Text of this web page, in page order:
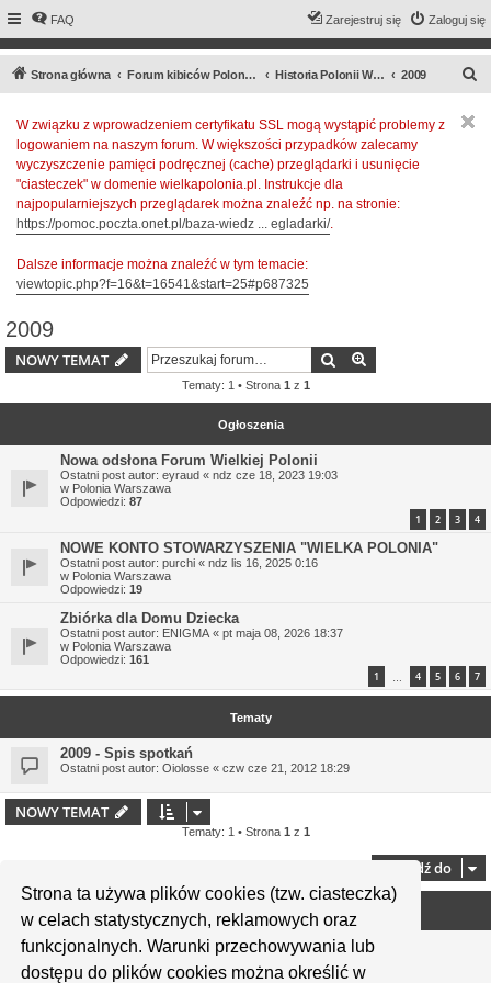
Strona ta używa plików cookies (tzw. ciasteczka)
w celach statystycznych, reklamowych oraz
funkcjonalnych. Warunki przechowywania lub
dostępu do plików cookies można określić w
FAQ Zaloguj się
Zarejestruj się
Strona główna Forum kibiców Polonii Warszawa Historia Polonii Warszawa 2009
W związku z wprowadzeniem certyfikatu SSL mogą wystąpić problemy z
logowaniem na naszym forum. W większości przypadków zalecamy
wyczyszczenie pamięci podręcznej (cache) przeglądarki i usunięcie
"ciasteczek" w domenie wielkapolonia.pl. Instrukcje dla
najpopularniejszych przeglądarek można znaleźć np. na stronie:
https://pomoc.poczta.onet.pl/baza-wiedz ... egladarki/.
Dalsze informacje można znaleźć w tym temacie:
viewtopic.php?f=16&t=16541&start=25#p687325
2009
NOWY TEMAT Szukaj
Tematy: 1 • Strona 1 z 1
Ogłoszenia
Nowa odsłona Forum Wielkiej Polonii
Ostatni post autor: eyraud « ndz cze 18, 2023 19:03
w Polonia Warszawa
Odpowiedzi: 87
1 2 3 4
NOWE KONTO STOWARZYSZENIA "WIELKA POLONIA"
Ostatni post autor: purchi « ndz lis 16, 2025 0:16
w Polonia Warszawa
Odpowiedzi: 19
Zbiórka dla Domu Dziecka
Ostatni post autor: ENIGMA « pt maja 08, 2026 18:37
w Polonia Warszawa
Odpowiedzi: 161
1 4 5 6 7
Tematy
2009 - Spis spotkań
Ostatni post autor: Oiolosse « czw cze 21, 2012 18:29
NOWY TEMAT
Tematy: 1 • Strona 1 z 1
Przejdź do
Twoje uprawnienia na tym forum
Nie możesztworzyć nowych tematów
Nie możesz
odpowiadać w tematach
Nie możeszzmieniać swoich postów